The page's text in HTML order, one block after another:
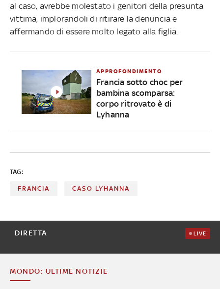
al caso, avrebbe molestato i genitori della presunta
vittima, implorandoli di ritirare la denuncia e
affermando di essere molto legato alla figlia.
APPROFONDIMENTO
Francia sotto choc per
bambina scomparsa:
corpo ritrovato è di
Lyhanna
TAG:
FRANCIA CASO LYHANNA
DIRETTA LIVE
MONDO: ULTIME NOTIZIE